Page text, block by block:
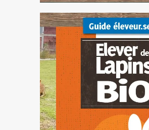
ELEVER DES
BIO (2020)
Ce guide présente les
clés pour la réussite de
production de lapins
biologiques, dans le
d’un équilibre